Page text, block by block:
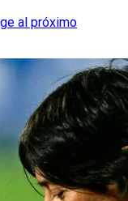
al próximo